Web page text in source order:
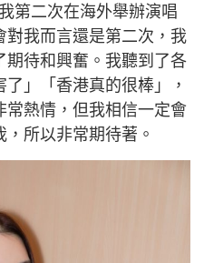
第二次在海外舉辦演唱
我而言還是第二次，我
待和興奮。我聽到了各
」「香港真的很棒」，
熱情，但我相信一定會
所以非常期待著。